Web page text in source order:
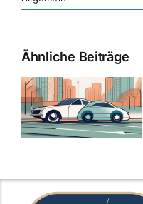
Ähnliche Beiträge